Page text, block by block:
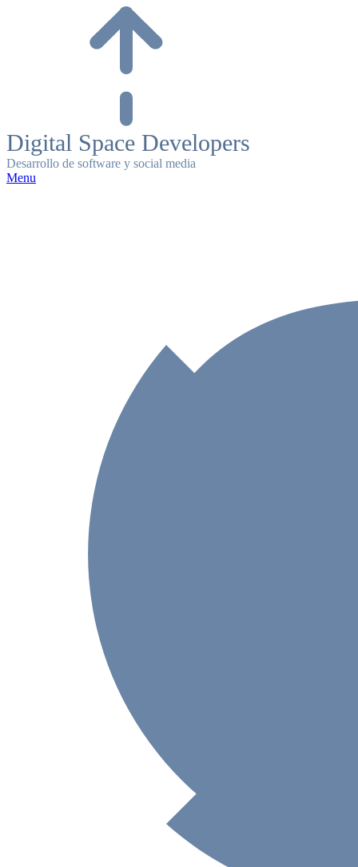
Digital Space Developers
Desarrollo de software y social media
Menu